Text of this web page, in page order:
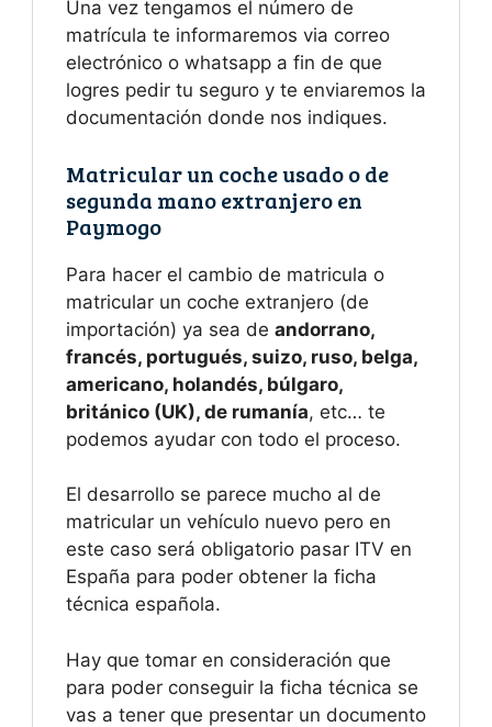
Una vez tengamos el número de
matrícula te informaremos via correo
electrónico o whatsapp a fin de que
logres pedir tu seguro y te enviaremos la
documentación donde nos indiques.
Matricular un coche usado o de
segunda mano extranjero en
Paymogo
Para hacer el cambio de matricula o
matricular un coche extranjero (de
importación) ya sea de andorrano,
francés, portugués, suizo, ruso, belga,
americano, holandés, búlgaro,
británico (UK), de rumanía, etc… te
podemos ayudar con todo el proceso.
El desarrollo se parece mucho al de
matricular un vehículo nuevo pero en
este caso será obligatorio pasar ITV en
España para poder obtener la ficha
técnica española.
Hay que tomar en consideración que
para poder conseguir la ficha técnica se
vas a tener que presentar un documento